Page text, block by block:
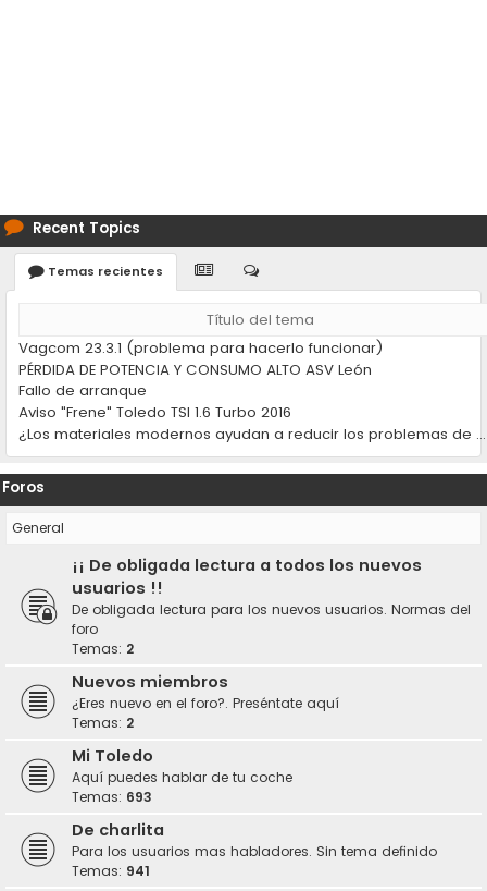
Recent Topics
Temas recientes
Título del tema
Vagcom 23.3.1 (problema para hacerlo funcionar)
PÉRDIDA DE POTENCIA Y CONSUMO ALTO ASV León
Fallo de arranque
Aviso "Frene" Toledo TSI 1.6 Turbo 2016
¿Los materiales modernos ayudan a reducir los problemas de desgaste en los coches?
Foros
General
¡¡ De obligada lectura a todos los nuevos
usuarios !!
De obligada lectura para los nuevos usuarios. Normas del
foro
Temas: 2
Nuevos miembros
¿Eres nuevo en el foro?. Preséntate aquí
Temas: 2
Mi Toledo
Aquí puedes hablar de tu coche
Temas: 693
De charlita
Para los usuarios mas habladores. Sin tema definido
Temas: 941